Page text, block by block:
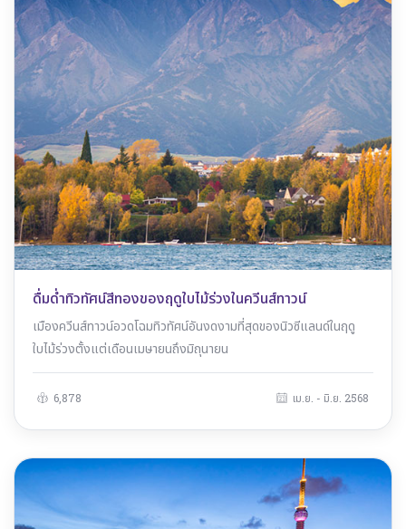
ดื่มด่ำทิวทัศน์สีทองของฤดูใบไม้ร่วงในควีนส์ทาวน์
เมืองควีนส์ทาวน์อวดโฉมทิวทัศน์อันงดงามที่สุดของนิวซีแลนด์ในฤดู
ใบไม้ร่วงตั้งแต่เดือนเมษายนถึงมิถุนายน
6,878 เม.ย. - มิ.ย. 2568